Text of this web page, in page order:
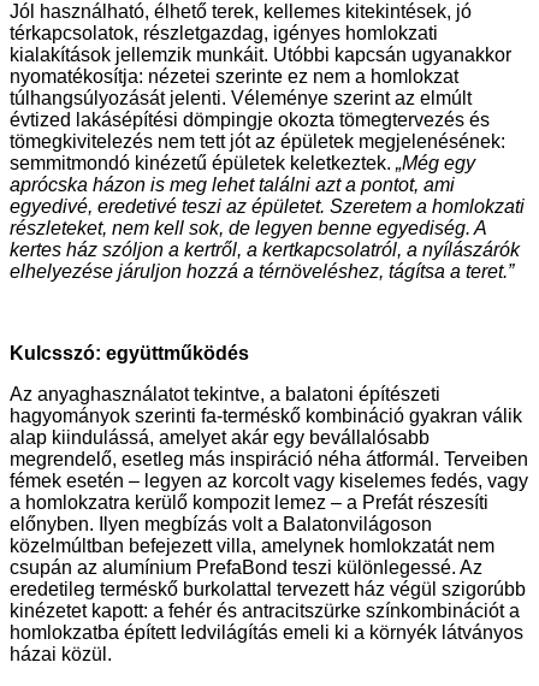
Jól használható, élhető terek, kellemes kitekintések, jó
térkapcsolatok, részletgazdag, igényes homlokzati
kialakítások jellemzik munkáit. Utóbbi kapcsán ugyanakkor
nyomatékosítja: nézetei szerinte ez nem a homlokzat
túlhangsúlyozását jelenti. Véleménye szerint az elmúlt
évtized lakásépítési dömpingje okozta tömegtervezés és
tömegkivitelezés nem tett jót az épületek megjelenésének:
semmitmondó kinézetű épületek keletkeztek. „Még egy
aprócska házon is meg lehet találni azt a pontot, ami
egyedivé, eredetivé teszi az épületet. Szeretem a homlokzati
részleteket, nem kell sok, de legyen benne egyediség. A
kertes ház szóljon a kertről, a kertkapcsolatról, a nyílászárók
elhelyezése járuljon hozzá a térnöveléshez, tágítsa a teret.”
Kulcsszó: együttműködés
Az anyaghasználatot tekintve, a balatoni építészeti
hagyományok szerinti fa-terméskő kombináció gyakran válik
alap kiindulássá, amelyet akár egy bevállalósabb
megrendelő, esetleg más inspiráció néha átformál. Terveiben
fémek esetén – legyen az korcolt vagy kiselemes fedés, vagy
a homlokzatra kerülő kompozit lemez – a Prefát részesíti
előnyben. Ilyen megbízás volt a Balatonvilágoson
közelmúltban befejezett villa, amelynek homlokzatát nem
csupán az alumínium PrefaBond teszi különlegessé. Az
eredetileg terméskő burkolattal tervezett ház végül szigorúbb
kinézetet kapott: a fehér és antracitszürke színkombinációt a
homlokzatba épített ledvilágítás emeli ki a környék látványos
házai közül.